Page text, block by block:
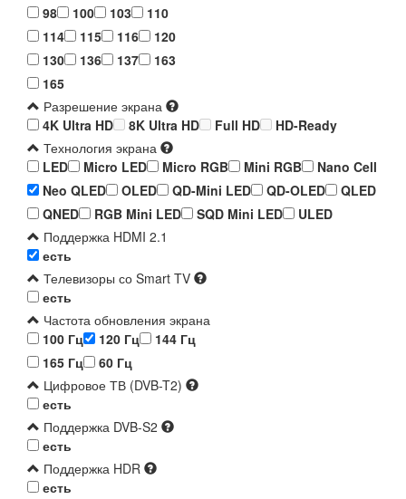
98
100 103
110
114
115 116
120
130
136 137
163
165
Разрешение экрана
4K Ultra HD
8K Ultra HD Full HD
HD-Ready
Технология экрана
LED
Micro LED Micro RGB Mini RGB
Nano Cell
Neo QLED
OLED QD-Mini LED QD-OLED
QLED
QNED
RGB Mini LED SQD Mini LED
ULED
Поддержка HDMI 2.1
есть
Телевизоры со Smart TV
есть
Частота обновления экрана
100 Гц
120 Гц
144 Гц
165 Гц
60 Гц
Цифровое ТВ (DVB-T2)
есть
Поддержка DVB-S2
есть
Поддержка HDR
есть